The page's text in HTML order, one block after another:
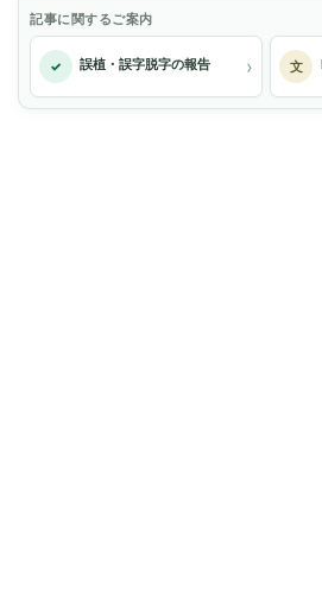
記事に関するご案内
✓ 誤植・誤字脱字の報告 › 文